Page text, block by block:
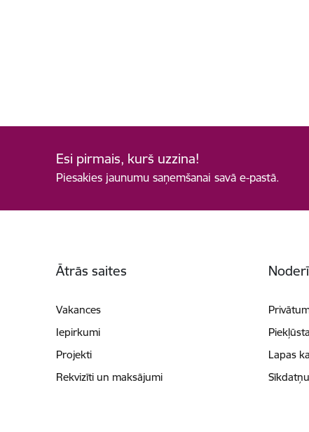
Esi pirmais, kurš uzzina!
Piesakies jaunumu saņemšanai savā e-pastā.
Ātrās saites
Vakances
Iepirkumi
Projekti
Rekvizīti un maksājumi
Lapas